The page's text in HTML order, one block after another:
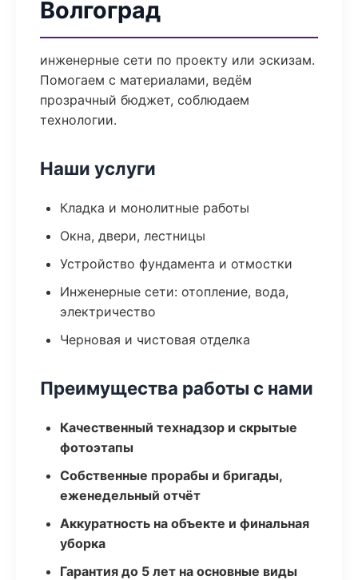
Волгоград
инженерные сети по проекту или эскизам.
Помогаем с материалами, ведём
прозрачный бюджет, соблюдаем
технологии.
Наши услуги
Кладка и монолитные работы
Окна, двери, лестницы
Устройство фундамента и отмостки
Инженерные сети: отопление, вода,
электричество
Черновая и чистовая отделка
Преимущества работы с нами
Качественный технадзор и скрытые
фотоэтапы
Собственные прорабы и бригады,
еженедельный отчёт
Аккуратность на объекте и финальная
уборка
Гарантия до 5 лет на основные виды